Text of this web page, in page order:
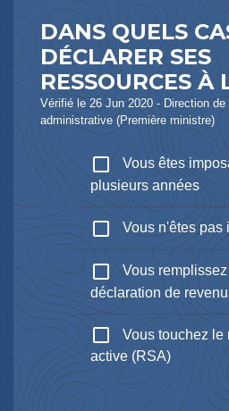
DANS QUELS
DÉCLARER SES
RESSOURCES À
Vérifié le 26 Jun 2020 - Direction
administrative (Première ministre)
check_box_outline_blank
Vous êtes
plusieurs années
check_box_outline_blank Vous n'êtes pas
check_box_outline_blank Vous remplissez
déclaration de
check_box_outline_blank
Vous touchez le
active (RSA)